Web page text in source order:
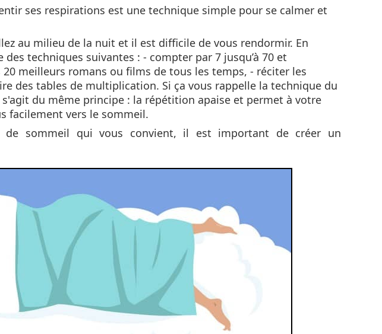
ses respirations est une technique simple pour se calmer et
au milieu de la nuit et il est difficile de vous rendormir. En
des techniques suivantes : - compter par 7 jusqu’à 70 et
meilleurs romans ou films de tous les temps, - réciter les
des tables de multiplication. Si ça vous rappelle la technique du
du même principe : la répétition apaise et permet à votre
facilement vers le sommeil.
sommeil qui vous convient, il est important de créer un